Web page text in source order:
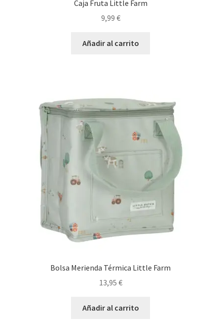
Caja Fruta Little Farm
9,99 €
Añadir al carrito
Bolsa Merienda Térmica Little Farm
13,95 €
Añadir al carrito